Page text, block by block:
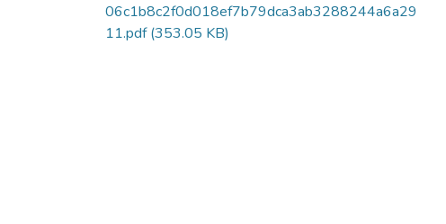
06c1b8c2f0d018ef7b79dca3ab3288244a6a29
11.pdf(353.05 KB)